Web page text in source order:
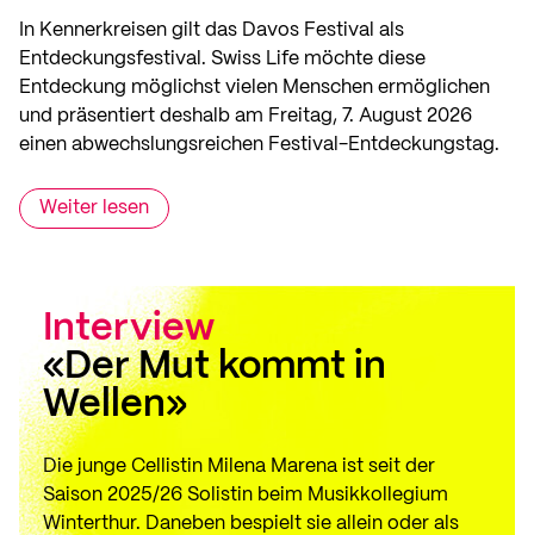
In Kennerkreisen gilt das Davos Festival als
Entdeckungsfestival. Swiss Life möchte diese
Entdeckung möglichst vielen Menschen ermöglichen
und präsentiert deshalb am Freitag, 7. August 2026
einen abwechslungsreichen Festival-Entdeckungstag.
Weiter lesen
Interview
«Der Mut kommt in
Wellen»
Die junge Cellistin Milena Marena ist seit der
Saison 2025/26 Solistin beim Musikkollegium
Winterthur. Daneben bespielt sie allein oder als